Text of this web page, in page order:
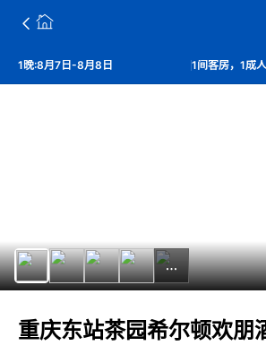
1晚:8月7日-8月8日 1间客房，1成人
重庆东站茶园希尔顿欢朋